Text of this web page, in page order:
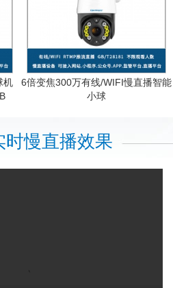
机
6倍变焦300万有线/WIFI慢直播智能
小球
时慢直播效果